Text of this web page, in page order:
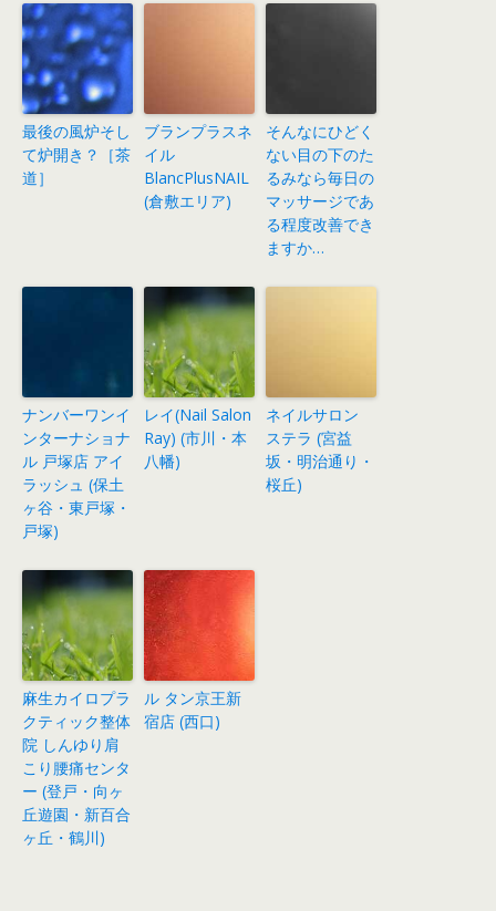
最後の風炉そし
て炉開き？［茶
道］
ブランプラスネ
イル
BlancPlusNAIL
(倉敷エリア)
そんなにひどく
ない目の下のた
るみなら毎日の
マッサージであ
る程度改善でき
ますか…
ナンバーワンイ
ンターナショナ
ル 戸塚店 アイ
ラッシュ (保土
ヶ谷・東戸塚・
戸塚)
レイ(Nail Salon
Ray) (市川・本
八幡)
ネイルサロン
ステラ (宮益
坂・明治通り・
桜丘)
麻生カイロプラ
クティック整体
院 しんゆり肩
こり腰痛センタ
ー (登戸・向ヶ
丘遊園・新百合
ヶ丘・鶴川)
ル タン京王新
宿店 (西口)